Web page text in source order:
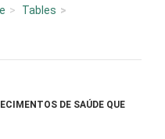
Tables
DE SAÚDE QUE